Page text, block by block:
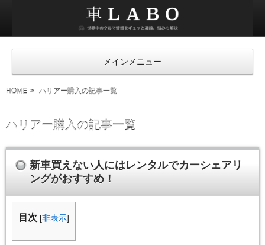
ラ
ボ
メインメニュー
HOME ハリアー購入の記事一覧
ハリアー購入の記事一覧
新車買えない人にはレンタルでカーシェアリ
ングがおすすめ！
目次 [非表示]